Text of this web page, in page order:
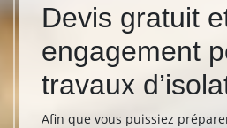
Devis gratuit
engagement
travaux
Afin que vous puissiez